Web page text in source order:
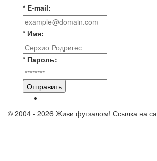
* E-mail:
* Имя:
* Пароль:
Отправить
© 2004 - 2026 Живи футзалом! Ссылка на